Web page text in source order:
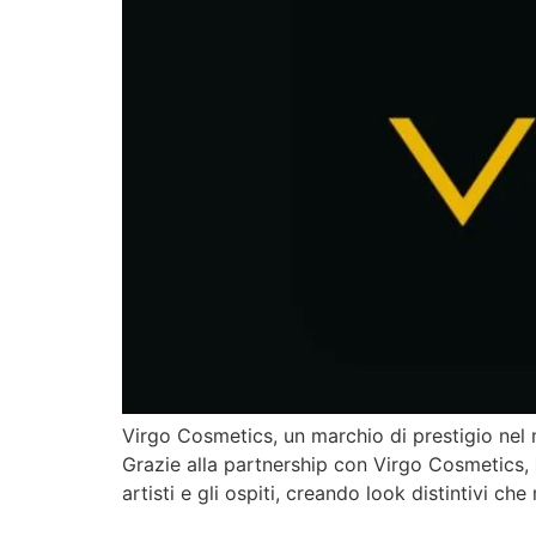
Virgo Cosmetics, un marchio di prestigio
Grazie alla partnership con Virgo
artisti e gli ospiti, creando look distintivi che